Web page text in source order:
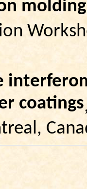
molding
coatings